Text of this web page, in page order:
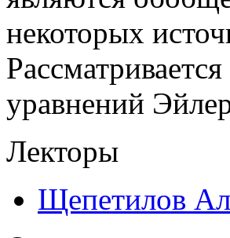
некоторых
уравнений
Лекторы
Щепетилов